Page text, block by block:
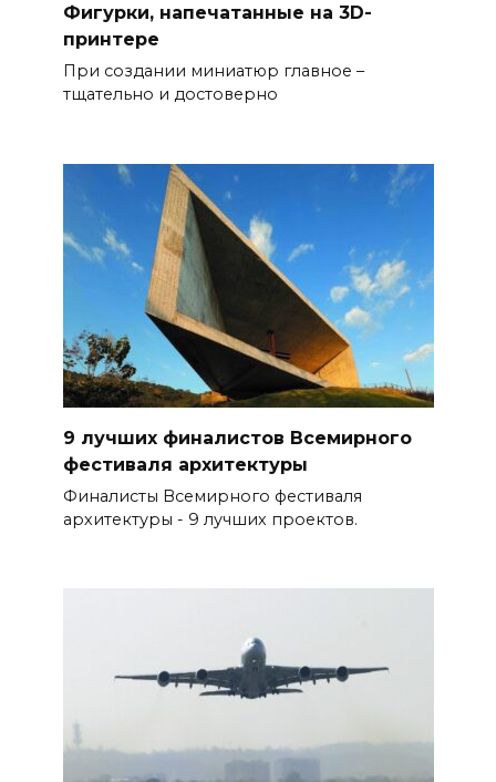
Фигурки, напечатанные на 3D-
принтере
При создании миниатюр главное –
тщательно и достоверно
9 лучших финалистов Всемирного
фестиваля архитектуры
Финалисты Всемирного фестиваля
архитектуры - 9 лучших проектов.